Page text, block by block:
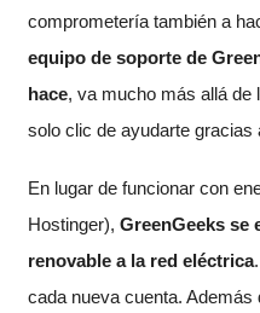
comprometería también a
equipo de soporte de
hace, va mucho más allá de
solo clic de ayudarte gracias
En lugar de funcionar con
Hostinger), GreenGeeks se
renovable a la red eléctrica
cada nueva cuenta.